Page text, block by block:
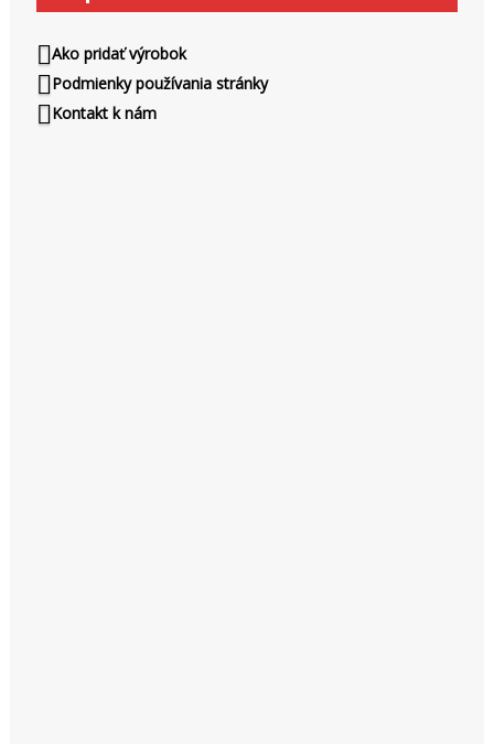
Ako pridať výrobok
Podmienky používania stránky
Kontakt k nám